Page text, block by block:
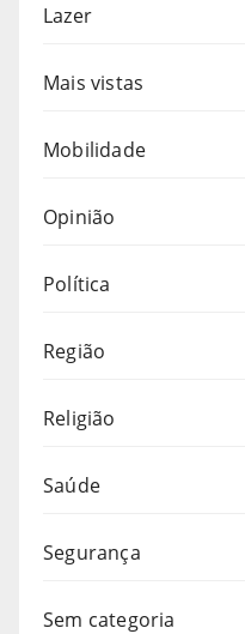
Lazer
Mais vistas
Mobilidade
Opinião
Política
Região
Religião
Saúde
Segurança
Sem categoria